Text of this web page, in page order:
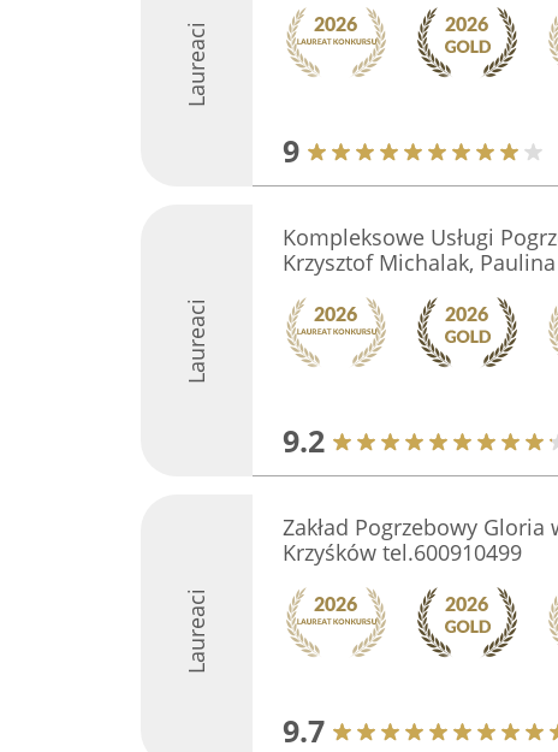
Laureaci
9
Laureaci
Kompleksowe Usługi
Krzysztof Michalak,
9.2
Laureaci
Zakład Pogrzebowy Gloria
Krzyśków tel.600910499
9.7